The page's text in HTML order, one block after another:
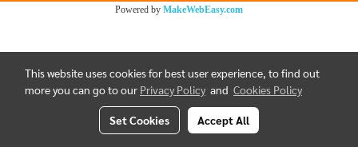
Powered by MakeWebEasy.com
This website uses cookies for best user experience, to find out
more you can go to our Privacy Policy and Cookies Policy
Set Cookies Accept All